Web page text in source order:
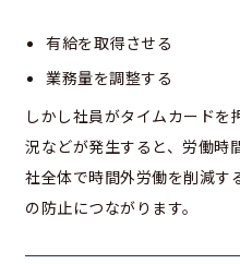
有給を取得させる
業務量を調整する
しかし社員がタイムカードを
況などが発生すると、労働時
社全体で時間外労働を削減す
の防止につながります。